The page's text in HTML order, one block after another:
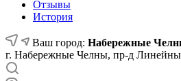
Отзывы
История
Ваш город: Набережные
г. Набережные Челны, пр-д